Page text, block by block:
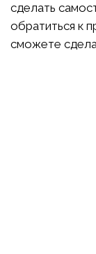
сделать
обратиться к
сможете